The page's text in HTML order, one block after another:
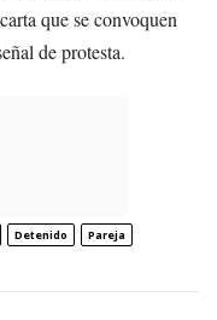
que se convoquen
de protesta.
Detenido
Pareja